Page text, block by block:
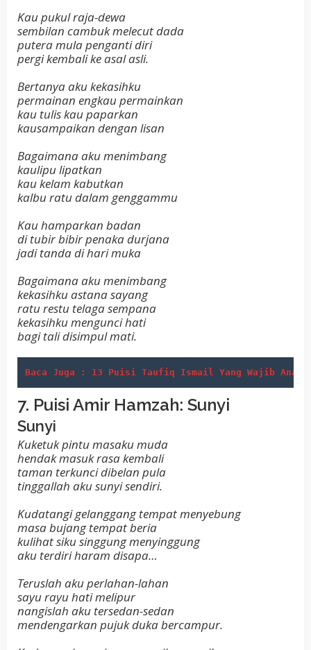
Kau pukul raja-dewa
sembilan cambuk melecut dada
putera mula penganti diri
pergi kembali ke asal asli.
Bertanya aku kekasihku
permainan engkau permainkan
kau tulis kau paparkan
kausampaikan dengan lisan
Bagaimana aku menimbang
kaulipu lipatkan
kau kelam kabutkan
kalbu ratu dalam genggammu
Kau hamparkan badan
di tubir bibir penaka durjana
jadi tanda di hari muka
Bagaimana aku menimbang
kekasihku astana sayang
ratu restu telaga sempana
kekasihku mengunci hati
bagi tali disimpul mati.
Baca Juga : 13 Puisi Taufiq Ismail Yang Wajib Anak
7. Puisi Amir Hamzah: Sunyi
Sunyi
Kuketuk pintu masaku muda
hendak masuk rasa kembali
taman terkunci dibelan pula
tinggallah aku sunyi sendiri.
Kudatangi gelanggang tempat menyebung
masa bujang tempat beria
kulihat siku singgung menyinggung
aku terdiri haram disapa…
Teruslah aku perlahan-lahan
sayu rayu hati melipur
nangislah aku tersedan-sedan
mendengarkan pujuk duka bercampur.